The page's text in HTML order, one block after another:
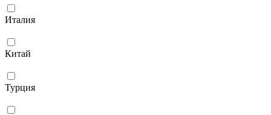
Италия
Китай
Турция